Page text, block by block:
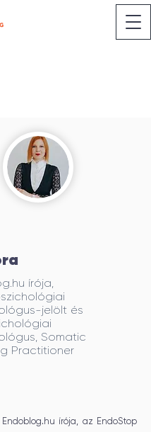
írója,
jelölt és
Somatic
Practitioner
írója, az EndoStop